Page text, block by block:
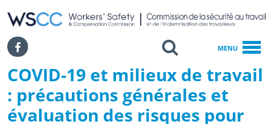
SKIP TO MAIN CONTENT
WSCC | Workers' Safety and Compensation Commission
MENU
Facebook Search
Accueil
COVID-19 Et Milieux De Travail : Précautions Générales Et
COVID-19 et milieux de travail
: précautions générales et
évaluation des risques pour